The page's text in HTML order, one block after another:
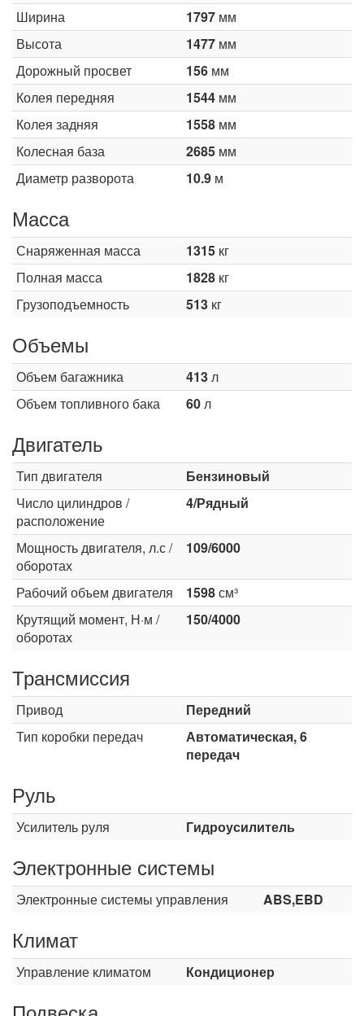
Ширина
1797 мм
Высота
1477 мм
Дорожный просвет
156 мм
Колея передняя
1544 мм
Колея задняя
1558 мм
Колесная база
2685 мм
Диаметр разворота
10.9 м
Масса
Снаряженная масса 1315 кг
Полная масса
1828 кг
Грузоподъемность
513 кг
Объемы
Объем багажника 413л
Объем топливного бака
60л
Двигатель
Тип двигателя
Бензиновый
Число цилиндров /
расположение
4/Рядный
Мощность двигателя, л.с /
оборотах
109/6000
Рабочий объем двигателя 1598см³
Крутящий момент, Н·м /
оборотах
150/4000
Трансмиссия
Привод
Передний
Тип коробки передач
Автоматическая, 6
передач
Руль
Усилитель руля Гидроусилитель
Электронные системы
Электронные системы управления ABS,EBD
Климат
Управление климатом Кондиционер